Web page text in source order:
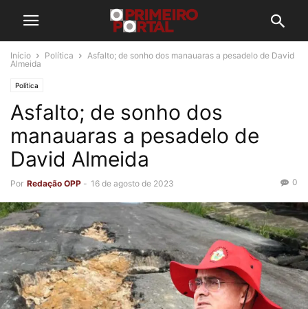
Início Política
Asfalto; de sonho dos manauaras a pesadelo de David
Almeida
Política
Asfalto; de sonho dos
manauaras a pesadelo de
David Almeida
Por Redação OPP - 16 de agosto de 2023 0